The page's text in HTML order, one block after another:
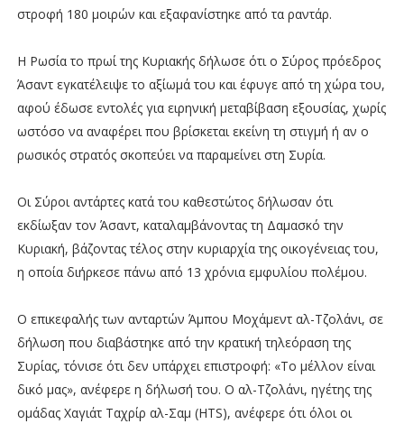
στροφή 180 μοιρών και εξαφανίστηκε από τα ραντάρ.
Η Ρωσία το πρωί της Κυριακής δήλωσε ότι ο Σύρος πρόεδρος
Άσαντ εγκατέλειψε το αξίωμά του και έφυγε από τη χώρα του,
αφού έδωσε εντολές για ειρηνική μεταβίβαση εξουσίας, χωρίς
ωστόσο να αναφέρει που βρίσκεται εκείνη τη στιγμή ή αν ο
ρωσικός στρατός σκοπεύει να παραμείνει στη Συρία.
Οι Σύροι αντάρτες κατά του καθεστώτος δήλωσαν ότι
εκδίωξαν τον Άσαντ, καταλαμβάνοντας τη Δαμασκό την
Κυριακή, βάζοντας τέλος στην κυριαρχία της οικογένειας του,
η οποία διήρκεσε πάνω από 13 χρόνια εμφυλίου πολέμου.
Ο επικεφαλής των ανταρτών Άμπου Μοχάμεντ αλ-Τζολάνι, σε
δήλωση που διαβάστηκε από την κρατική τηλεόραση της
Συρίας, τόνισε ότι δεν υπάρχει επιστροφή: «Το μέλλον είναι
δικό μας», ανέφερε η δήλωσή του. Ο αλ-Τζολάνι, ηγέτης της
ομάδας Χαγιάτ Ταχρίρ αλ-Σαμ (HTS), ανέφερε ότι όλοι οι